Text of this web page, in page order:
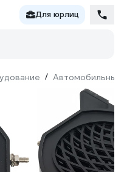
Для юрлиц
/ Автомобильные